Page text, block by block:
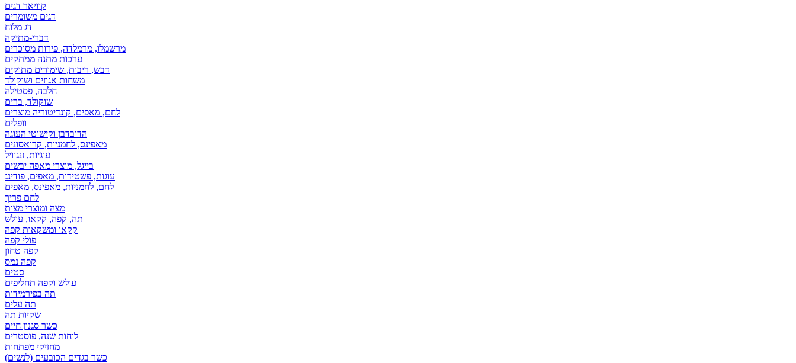
קוויאר דגים
דגים משומרים
דג מלוח
דברי-מתיקה
מרשמלו, מרמלדה, פירות מסוכרים
ערכות מתנה ממתקים
דבש, ריבות, שימורים מתוקים
משחות אגוזים ושוקולד
חלבה, פסטילה
שוקולד, ברים
לחם, מאפים, קונדיטוריה מוצרים
וופלים
הדובדבן וקישוטי העוגה
מאפינס, לחמניות, קרואסונים
עוגיות, זנגוויל
בייגל, מוצרי מאפה יבשים
עוגות, פשטידות, מאפים, פודינג
לחם, לחמניות, מאפינס, מאפים
לחם פריך
מצה ומוצרי מצות
תה, קפה, קקאו, עולש
קקאו ומשקאות קפה
פולי קפה
קפה טחון
קפה נמס
סטים
עולש וקפה תחליפים
תה בפירמידות
תה עלים
שקיות תה
כשר סגנון חיים
לוחות שנה, פוסטרים
מחזיקי מפתחות
כשר בגדים הכובעים (לנשים)